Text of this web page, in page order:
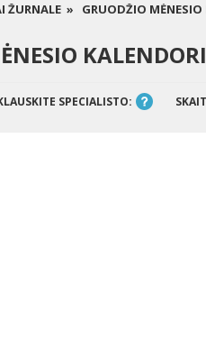
ŽURNALE » GRUODŽIO MĖNESIO
SPECIALISTO: